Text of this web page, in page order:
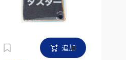
追加